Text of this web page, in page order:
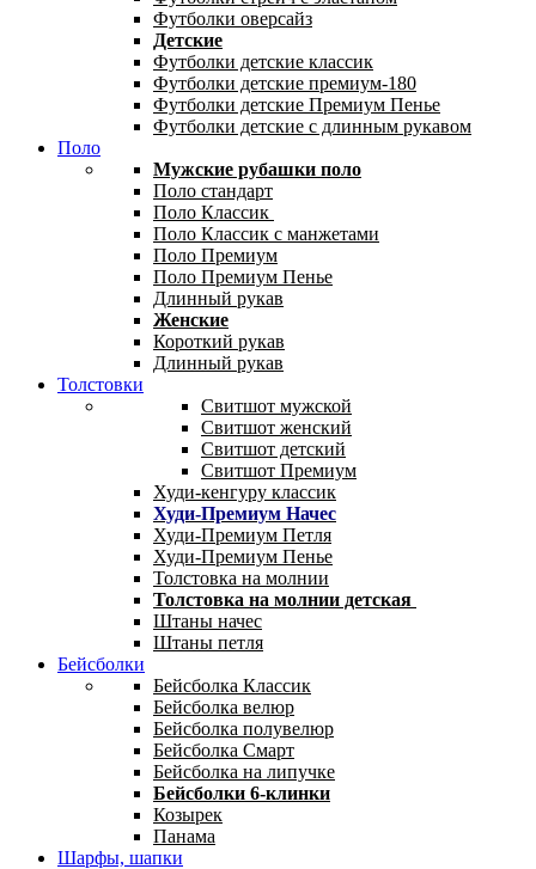
Футболки оверсайз
Детские
Футболки детские классик
Футболки детские премиум-180
Футболки детские Премиум Пенье
Футболки детские с длинным рукавом
Поло
Мужские рубашки поло
Поло стандарт
Поло Классик
Поло Классик с манжетами
Поло Премиум
Поло Премиум Пенье
Длинный рукав
Женские
Короткий рукав
Длинный рукав
Толстовки
Свитшот мужской
Свитшот женский
Свитшот детский
Свитшот Премиум
Худи-кенгуру классик
Худи-Премиум Начес
Худи-Премиум Петля
Худи-Премиум Пенье
Толстовка на молнии
Толстовка на молнии детская
Штаны начес
Штаны петля
Бейсболки
Бейсболка Классик
Бейсболка велюр
Бейсболка полувелюр
Бейсболка Смарт
Бейсболка на липучке
Бейсболки 6-клинки
Козырек
Панама
Шарфы, шапки